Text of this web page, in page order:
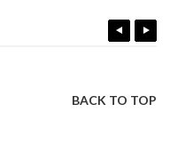
BACK TO TOP